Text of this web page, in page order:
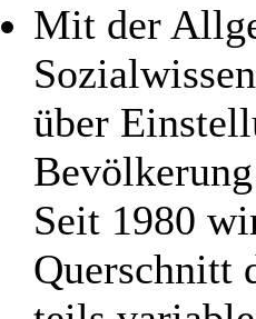
Mit der
über
Seit 1980
Querschnitt